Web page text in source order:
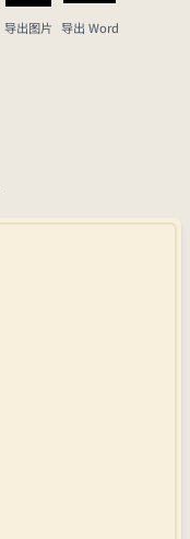
导出图片 导出 Word